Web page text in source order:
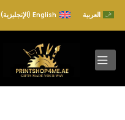
العربية English
(الإنجليزية)